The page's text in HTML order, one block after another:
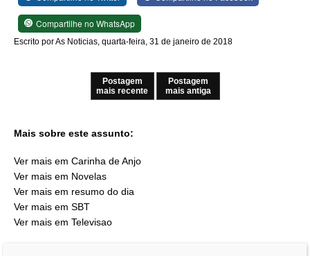
Compartilhe no WhatsApp
Escrito por As Noticias, quarta-feira, 31 de janeiro de 2018
Postagem
mais recente
Postagem
mais antiga
Mais sobre este assunto:
Ver mais em Carinha de Anjo
Ver mais em Novelas
Ver mais em resumo do dia
Ver mais em SBT
Ver mais em Televisao